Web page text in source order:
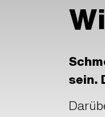
sein.